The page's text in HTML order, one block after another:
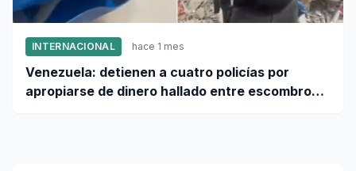
INTERNACIONAL hace 1 mes
Venezuela: detienen a cuatro policías por
apropiarse de dinero hallado entre escombros